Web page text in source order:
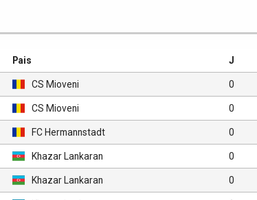
Pais J
CS Mioveni 0
CS Mioveni 0
FC Hermannstadt 0
Khazar Lankaran 0
Khazar Lankaran 0